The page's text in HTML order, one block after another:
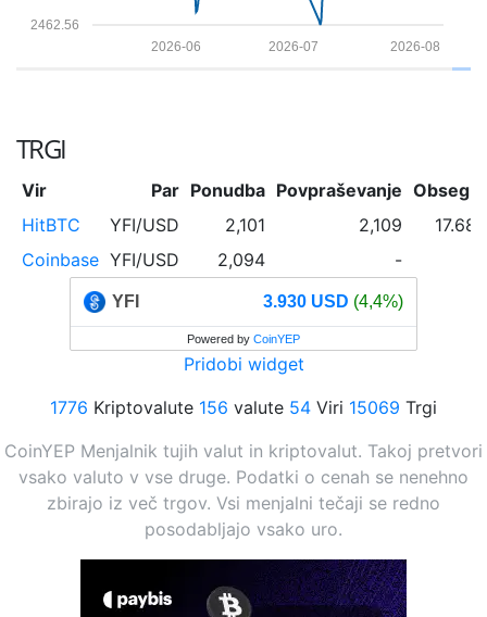
2462.56
2026-08
2026-07
2026-06
TRGI
Vir Par Ponudba Povpraševanje Obseg
HitBTC
YFI/USD 2,101 2,109
17.68
Coinbase YFI/USD 2,094 -
YFI 3.930 USD (4,4%)
Powered by CoinYEP
Pridobi widget
1776 Kriptovalute 156 valute 54 Viri 15069 Trgi
CoinYEP Menjalnik tujih valut in kriptovalut. Takoj pretvori
vsako valuto v vse druge. Podatki o cenah se nenehno
zbirajo iz več trgov. Vsi menjalni tečaji se redno
posodabljajo vsako uro.